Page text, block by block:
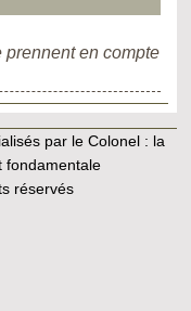
en compte
par le Colonel : la
fondamentale
réservés